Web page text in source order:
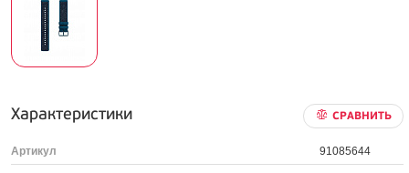
Характеристики СРАВНИТЬ
Артикул 91085644